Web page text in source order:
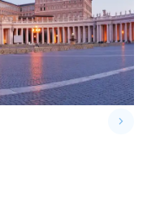
keyboard_arrow_right